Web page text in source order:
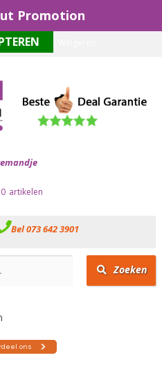
Promotion
0
Bel 073 642 3901
Zoeken
maken wij gebruik van